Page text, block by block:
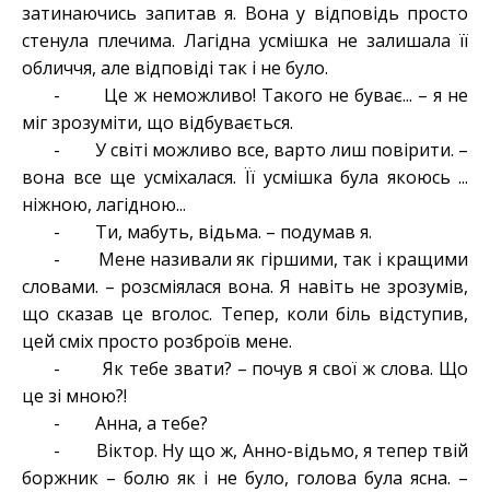
затинаючись запитав я. Вона у відповідь просто
стенула плечима. Лагідна усмішка не залишала її
обличчя, але відповіді так і не було.
- Це ж неможливо! Такого не буває... – я не
міг зрозуміти, що відбувається.
- У світі можливо все, варто лиш повірити. –
вона все ще усміхалася. Її усмішка була якоюсь ...
ніжною, лагідною...
- Ти, мабуть, відьма. – подумав я.
- Мене називали як гіршими, так і кращими
словами. – розсміялася вона. Я навіть не зрозумів,
що сказав це вголос. Тепер, коли біль відступив,
цей сміх просто розброїв мене.
- Як тебе звати? – почув я свої ж слова. Що
це зі мною?!
- Анна, а тебе?
- Віктор. Ну що ж, Анно-відьмо, я тепер твій
боржник – болю як і не було, голова була ясна. –